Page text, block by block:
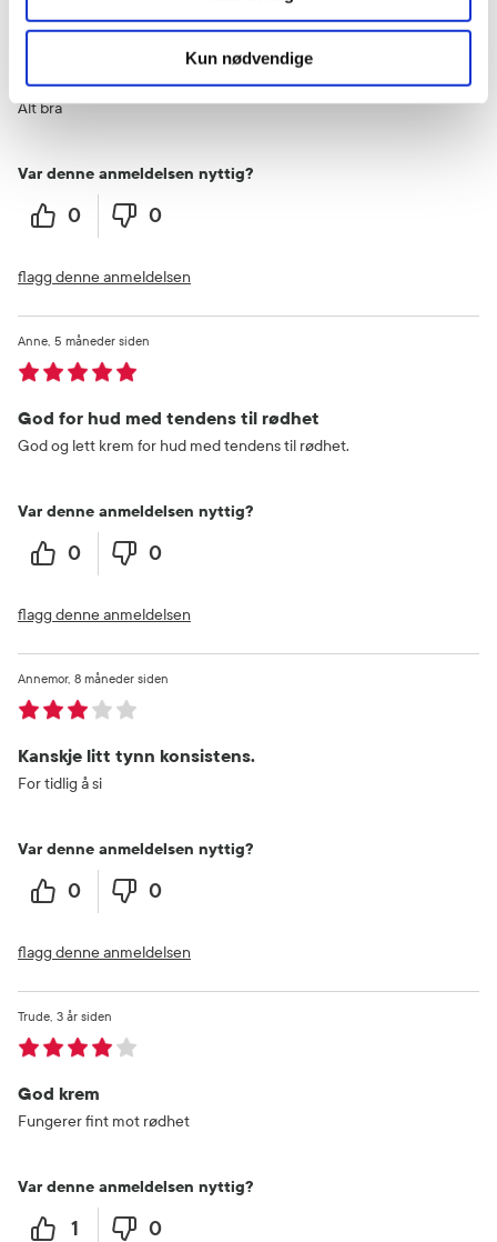
Kun nødvendige
Alt bra
Alt bra
Var denne anmeldelsen nyttig?
0 0
flagg denne anmeldelsen
God for hud med tendens til rødhet
5 måneder siden
Anne
God og lett krem for hud med tendens til rødhet.
Var denne anmeldelsen nyttig?
0 0
flagg denne anmeldelsen
Kanskje litt tynn konsistens.
8 måneder siden
Annemor
For tidlig å si
Var denne anmeldelsen nyttig?
0 0
flagg denne anmeldelsen
God krem
3 år siden
Trude
Fungerer fint mot rødhet
Var denne anmeldelsen nyttig?
1 0